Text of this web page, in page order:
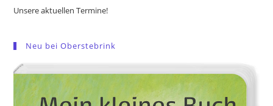
Unsere aktuellen Termine!
Neu bei Oberstebrink